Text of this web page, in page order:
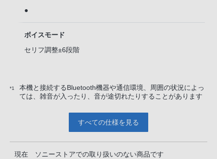
●
ボイスモード
セリフ調整±6段階
*1
本機と接続するBluetooth機器や通信環境、周囲の状況によっ
ては、雑音が入ったり、音が途切れたりすることがあります
すべての仕様を見る
現在 ソニーストアでの取り扱いのない商品です